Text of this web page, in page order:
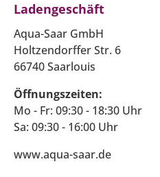
Ladengeschäft
Aqua-Saar GmbH
Holtzendorffer Str. 6
66740 Saarlouis
Öffnungszeiten:
Mo - Fr: 09:30 - 18:30 Uhr
Sa: 09:30 - 16:00 Uhr
www.aqua-saar.de